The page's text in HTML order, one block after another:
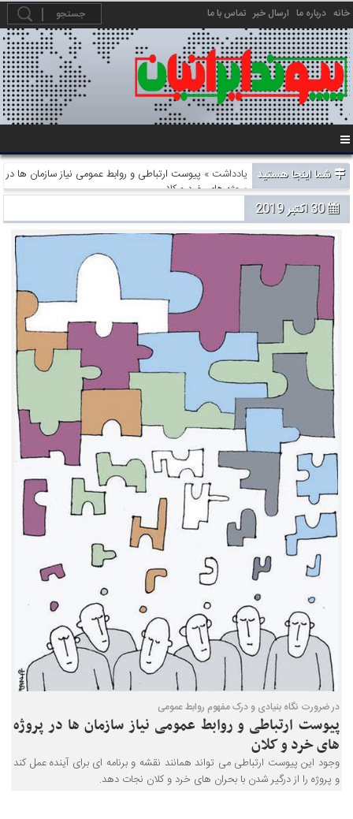
خانه درباره ما ارسال خبر تماس با ما
شما اینجا هستید یادداشت » پیوست ارتباطی و روابط عمومی نیاز سازمان ها در
پروژه های خرد و کلان
30 اکتبر 2019
در ضرورت نگاه بنیادی و درک مفهوم روابط عمومی
پیوست ارتباطی و روابط عمومی نیاز سازمان ها در پروژه
های خرد و کلان
وجود این پیوست ارتباطی می تواند همانند نقشه و برنامه ای برای آینده عمل کند
و پروژه را از درگیر شدن با بحران های خرد و کلان نجات دهد.